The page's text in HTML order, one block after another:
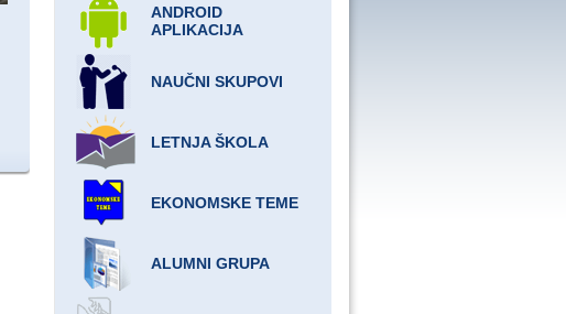
ANDROID
APLIKACIJA
NAUČNI SKUPOVI
LETNJA ŠKOLA
EKONOMSKE TEME
ALUMNI GRUPA